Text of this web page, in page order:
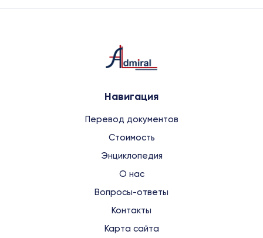
Навигация
Перевод документов
Стоимость
Энциклопедия
О нас
Вопросы-ответы
Контакты
Карта сайта